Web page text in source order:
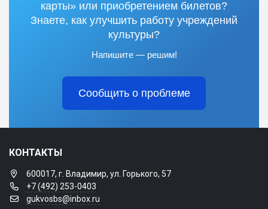
карты» или приобретением билетов?
Знаете, как улучшить работу учреждений
культуры?
Напишите — решим!
Сообщить о проблеме
КОНТАКТЫ
600017, г. Владимир, ул. Горького, 57
+7 (492) 253-0403
gukvosbs@inbox.ru